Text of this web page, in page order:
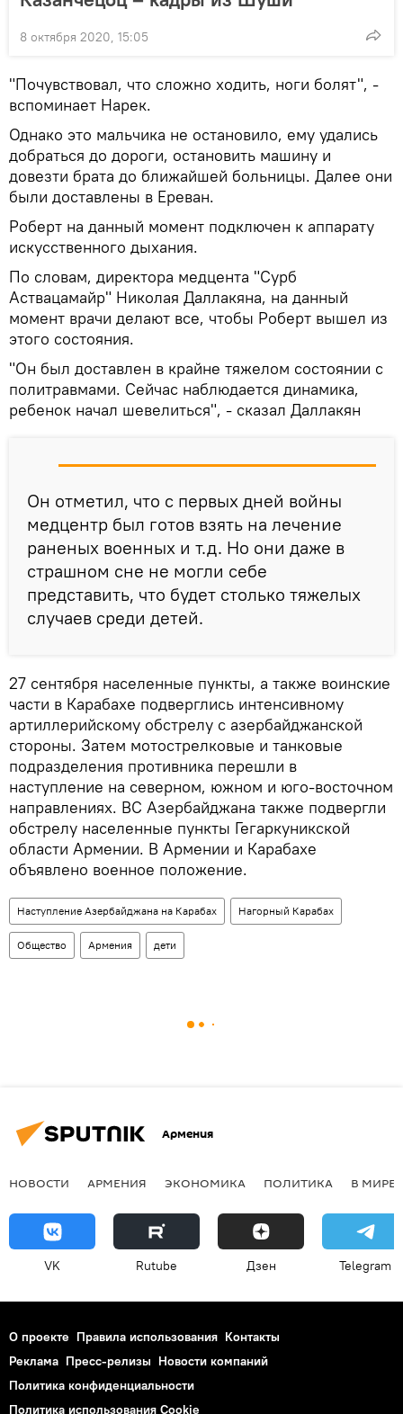
8 октября 2020, 15:05
"Почувствовал, что сложно ходить, ноги болят", -
вспоминает Нарек.
Однако это мальчика не остановило, ему удались
добраться до дороги, остановить машину и
довезти брата до ближайшей больницы. Далее они
были доставлены в Ереван.
Роберт на данный момент подключен к аппарату
искусственного дыхания.
По словам, директора медцента "Сурб
Аствацамайр" Николая Даллакяна, на данный
момент врачи делают все, чтобы Роберт вышел из
этого состояния.
"Он был доставлен в крайне тяжелом состоянии с
политравмами. Сейчас наблюдается динамика,
ребенок начал шевелиться", - сказал Даллакян
Он отметил, что с первых дней войны
медцентр был готов взять на лечение
раненых военных и т.д. Но они даже в
страшном сне не могли себе
представить, что будет столько тяжелых
случаев среди детей.
27 сентября населенные пункты, а также воинские
части в Карабахе подверглись интенсивному
артиллерийскому обстрелу с азербайджанской
стороны. Затем мотострелковые и танковые
подразделения противника перешли в
наступление на северном, южном и юго-восточном
направлениях. ВС Азербайджана также подвергли
обстрелу населенные пункты Гегаркуникской
области Армении. В Армении и Карабахе
объявлено военное положение.
Наступление Азербайджана на Карабах Нагорный Карабах
Общество Армения дети
Армения
НОВОСТИ АРМЕНИЯ ЭКОНОМИКА ПОЛИТИКА В МИРЕ
VK Rutube Дзен Telegram
О проекте Правила использования Контакты
Реклама Пресс-релизы Новости компаний
Политика конфиденциальности
Политика использования Cookie